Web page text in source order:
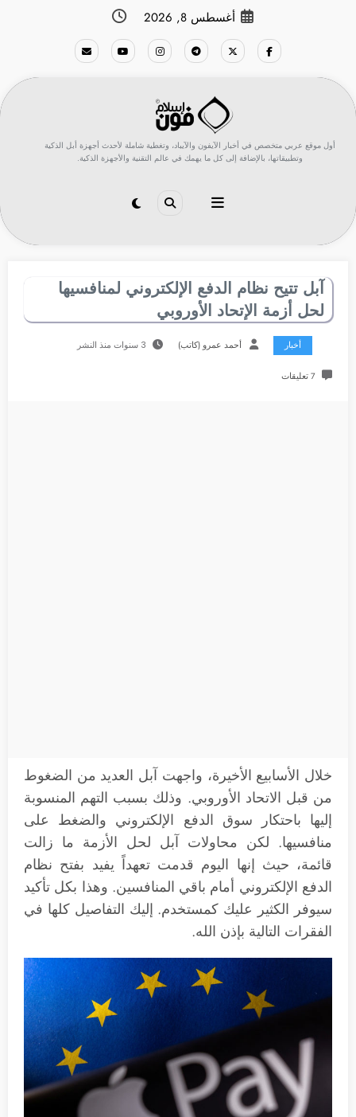
أغسطس 8, 2026
أول موقع عربي متخصص في أخبار الآيفون والآيباد، وتغطية شاملة لأحدث أجهزة أبل الذكية
وتطبيقاتها، بالإضافة إلى كل ما يهمك في عالم التقنية والأجهزة الذكية.
آبل تتيح نظام الدفع الإلكتروني لمنافسيها
لحل أزمة الإتحاد الأوروبي
أخبار أحمد عمرو (كاتب) 3 سنوات منذ النشر
7 تعليقات
خلال الأسابيع الأخيرة، واجهت آبل العديد من الضغوط
من قبل الاتحاد الأوروبي. وذلك بسبب التهم المنسوبة
إليها باحتكار سوق الدفع الإلكتروني والضغط على
منافسيها. لكن محاولات آبل لحل الأزمة ما زالت
قائمة، حيث إنها اليوم قدمت تعهداً يفيد بفتح نظام
الدفع الإلكتروني أمام باقي المنافسين. وهذا بكل تأكيد
سيوفر الكثير عليك كمستخدم. إليك التفاصيل كلها في
الفقرات التالية بإذن الله.